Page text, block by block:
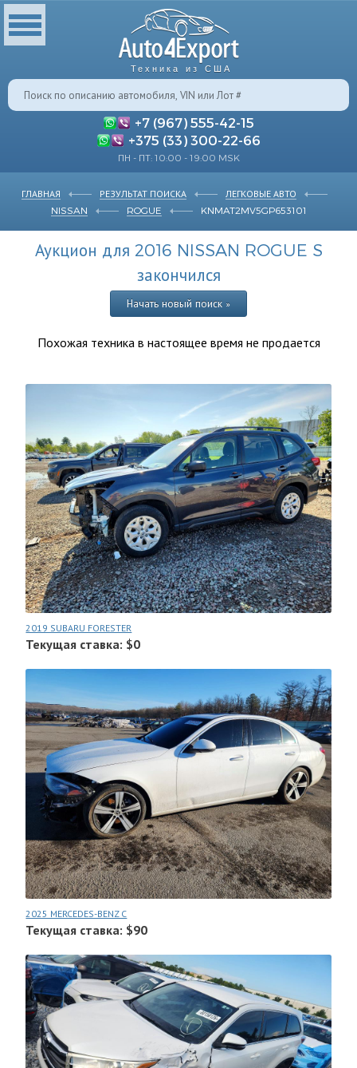
Техника из США
+7 (967) 555-42-15
+375 (33) 300-22-66
ПН - ПТ: 10:00 - 19:00 MSK
ГЛАВНАЯ РЕЗУЛЬТАТ ПОИСКА
ЛЕГКОВЫЕ АВТО
NISSAN
ROGUE KNMAT2MV5GP653101
Аукцион для 2016 NISSAN ROGUE S
закончился
Начать новый поиск »
Похожая техника в настоящее время не продается
2019 SUBARU FORESTER
Текущая ставка: $0
2025 MERCEDES-BENZ C
Текущая ставка: $90